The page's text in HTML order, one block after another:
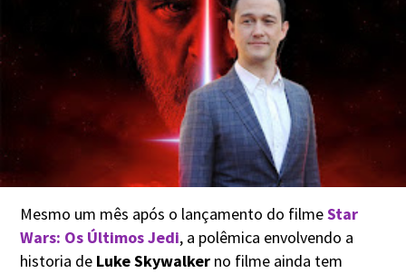
Mesmo um mês após o lançamento do filmeStar
Wars: Os Últimos Jedi, a polêmica envolvendo a
historia de Luke Skywalker no filme ainda tem